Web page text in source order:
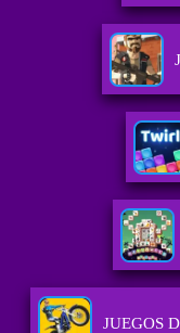
JUEGOS